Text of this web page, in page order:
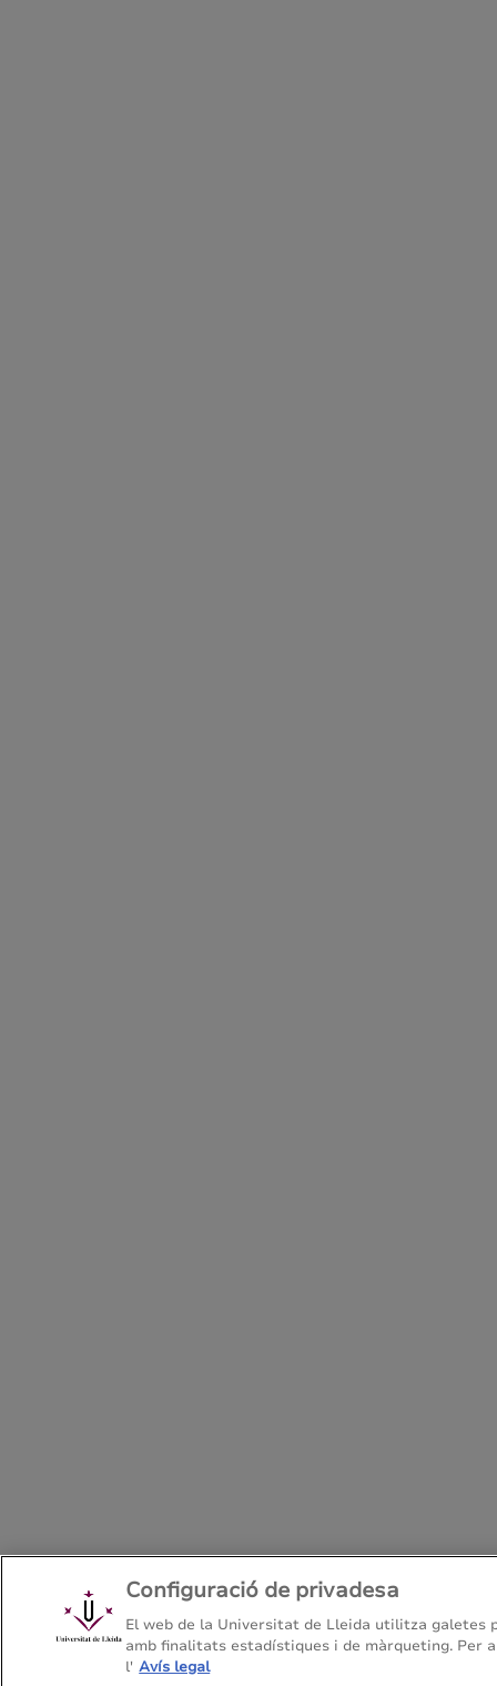
Configuració de privadesa
El web de la Universitat de Lleida utilitza
amb finalitats estadístiques i de màrqueting. Per
l' Avís legal